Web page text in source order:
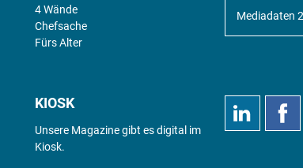
4 Wände
Chefsache
Fürs Alter
Mediadaten
KIOSK
Unsere Magazine gibt es digital im
Kiosk.